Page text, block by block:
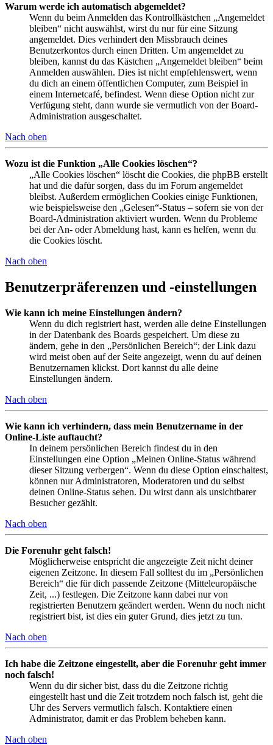
Warum werde ich automatisch abgemeldet?
Wenn du beim Anmelden das Kontrollkästchen „Angemeldet
bleiben“ nicht auswählst, wirst du nur für eine Sitzung
angemeldet. Dies verhindert den Missbrauch deines
Benutzerkontos durch einen Dritten. Um angemeldet zu
bleiben, kannst du das Kästchen „Angemeldet bleiben“ beim
Anmelden auswählen. Dies ist nicht empfehlenswert, wenn
du dich an einem öffentlichen Computer, zum Beispiel in
einem Internetcafé, befindest. Wenn diese Option nicht zur
Verfügung steht, dann wurde sie vermutlich von der Board-
Administration ausgeschaltet.
Nach oben
Wozu ist die Funktion „Alle Cookies löschen“?
„Alle Cookies löschen“ löscht die Cookies, die phpBB erstellt
hat und die dafür sorgen, dass du im Forum angemeldet
bleibst. Außerdem ermöglichen Cookies einige Funktionen,
wie beispielsweise den „Gelesen“-Status – sofern sie von der
Board-Administration aktiviert wurden. Wenn du Probleme
bei der An- oder Abmeldung hast, kann es helfen, wenn du
die Cookies löscht.
Nach oben
Benutzerpräferenzen und -einstellungen
Wie kann ich meine Einstellungen ändern?
Wenn du dich registriert hast, werden alle deine Einstellungen
in der Datenbank des Boards gespeichert. Um diese zu
ändern, gehe in den „Persönlichen Bereich“; der Link dazu
wird meist oben auf der Seite angezeigt, wenn du auf deinen
Benutzernamen klickst. Dort kannst du alle deine
Einstellungen ändern.
Nach oben
Wie kann ich verhindern, dass mein Benutzername in der
Online-Liste auftaucht?
In deinem persönlichen Bereich findest du in den
Einstellungen eine Option „Meinen Online-Status während
dieser Sitzung verbergen“. Wenn du diese Option einschaltest,
können nur Administratoren, Moderatoren und du selbst
deinen Online-Status sehen. Du wirst dann als unsichtbarer
Besucher gezählt.
Nach oben
Die Forenuhr geht falsch!
Möglicherweise entspricht die angezeigte Zeit nicht deiner
eigenen Zeitzone. In diesem Fall solltest du im „Persönlichen
Bereich“ die für dich passende Zeitzone (Mitteleuropäische
Zeit, ...) festlegen. Die Zeitzone kann dabei nur von
registrierten Benutzern geändert werden. Wenn du noch nicht
registriert bist, ist dies ein guter Grund, dies jetzt zu tun.
Nach oben
Ich habe die Zeitzone eingestellt, aber die Forenuhr geht immer
noch falsch!
Wenn du dir sicher bist, dass du die Zeitzone richtig
eingestellt hast und die Zeit trotzdem noch falsch ist, geht die
Uhr des Servers vermutlich falsch. Kontaktiere einen
Administrator, damit er das Problem beheben kann.
Nach oben